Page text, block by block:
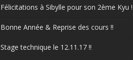
Félicitations à Sibylle pour son 2ème Kyu !
Bonne Année & Reprise des cours !!
Stage technique le 12.11.17 !!